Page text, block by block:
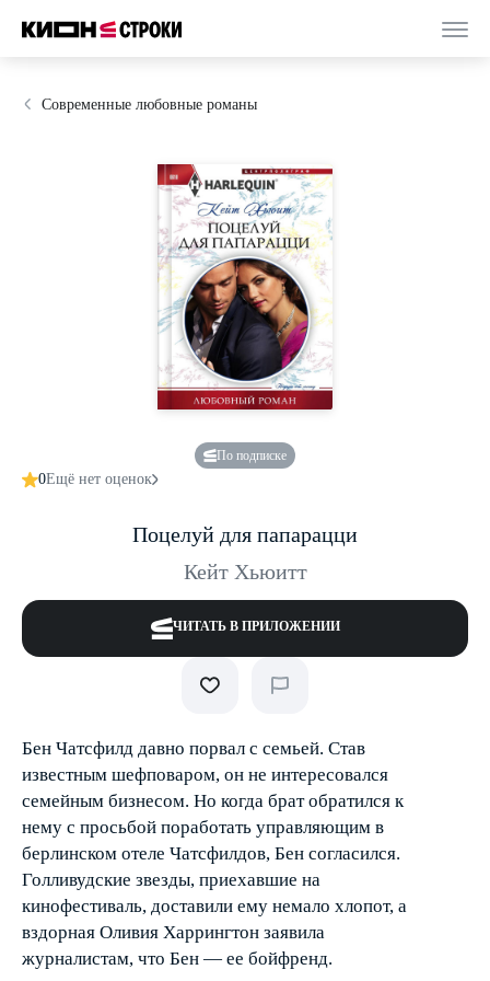
Современные любовные романы
По подписке
0Ещё нет оценок
Поцелуй для папарацци
Кейт Хьюитт
ЧИТАТЬ В ПРИЛОЖЕНИИ
Бен Чатсфилд давно порвал с семьей. Став
известным шеф­поваром, он не интересовался
семейным бизнесом. Но когда брат обратился к
нему с просьбой поработать управляющим в
берлинском отеле Чатсфилдов, Бен согласился.
Голливудские звезды, приехавшие на
кинофестиваль, доставили ему немало хлопот, а
вздорная Оливия Харрингтон заявила
журналистам, что Бен — ее бойфренд.